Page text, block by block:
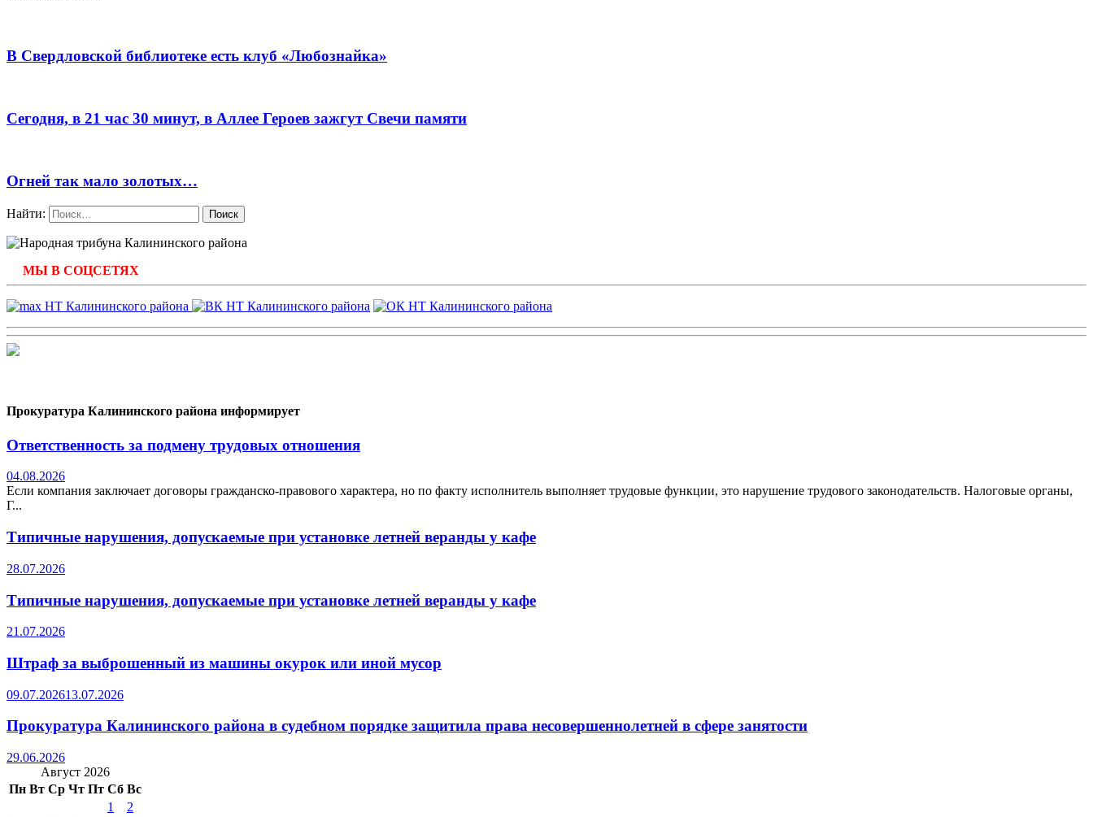
В Свердловской библиотеке есть клуб «Любознайка»
Сегодня, в 21 час 30 минут, в Аллее Героев зажгут Свечи памяти
Огней так мало золотых…
Найти:
МЫ В СОЦСЕТЯХ
Прокуратура Калининского района информирует
Ответственность за подмену трудовых отношения
04.08.2026
Если компания заключает договоры гражданско-правового характера, но по факту исполнитель выполняет трудовые функции, это нарушение трудового законодательств. Налоговые органы,
Г...
Типичные нарушения, допускаемые при установке летней веранды у кафе
28.07.2026
Типичные нарушения, допускаемые при установке летней веранды у кафе
21.07.2026
Штраф за выброшенный из машины окурок или иной мусор
09.07.202613.07.2026
Прокуратура Калининского района в судебном порядке защитила права несовершеннолетней в сфере занятости
29.06.2026
Август 2026
Пн Вт Ср Чт Пт Сб Вс
1
2